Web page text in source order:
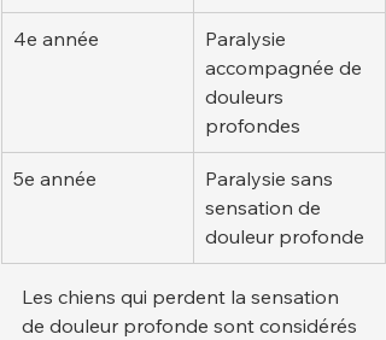
4e année
Paralysie
accompagnée de
douleurs
profondes
5e année
Paralysie sans
sensation de
douleur profonde
Les chiens qui perdent la sensation
de douleur profonde sont considérés